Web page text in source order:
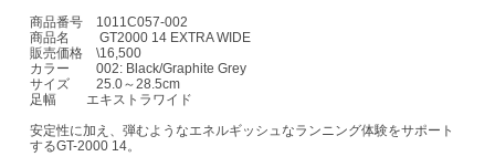
商品番号 1011C057-002
商品名 GT2000 14 EXTRA WIDE
販売価格 \16,500
カラー 002: Black/Graphite Grey
サイズ 25.0～28.5cm
足幅 エキストラワイド
安定性に加え、弾むようなエネルギッシュなランニング体験をサポート
するGT-2000 14。